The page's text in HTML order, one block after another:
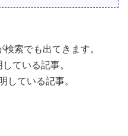
索でも出てきます。
ている記事。
している記事。